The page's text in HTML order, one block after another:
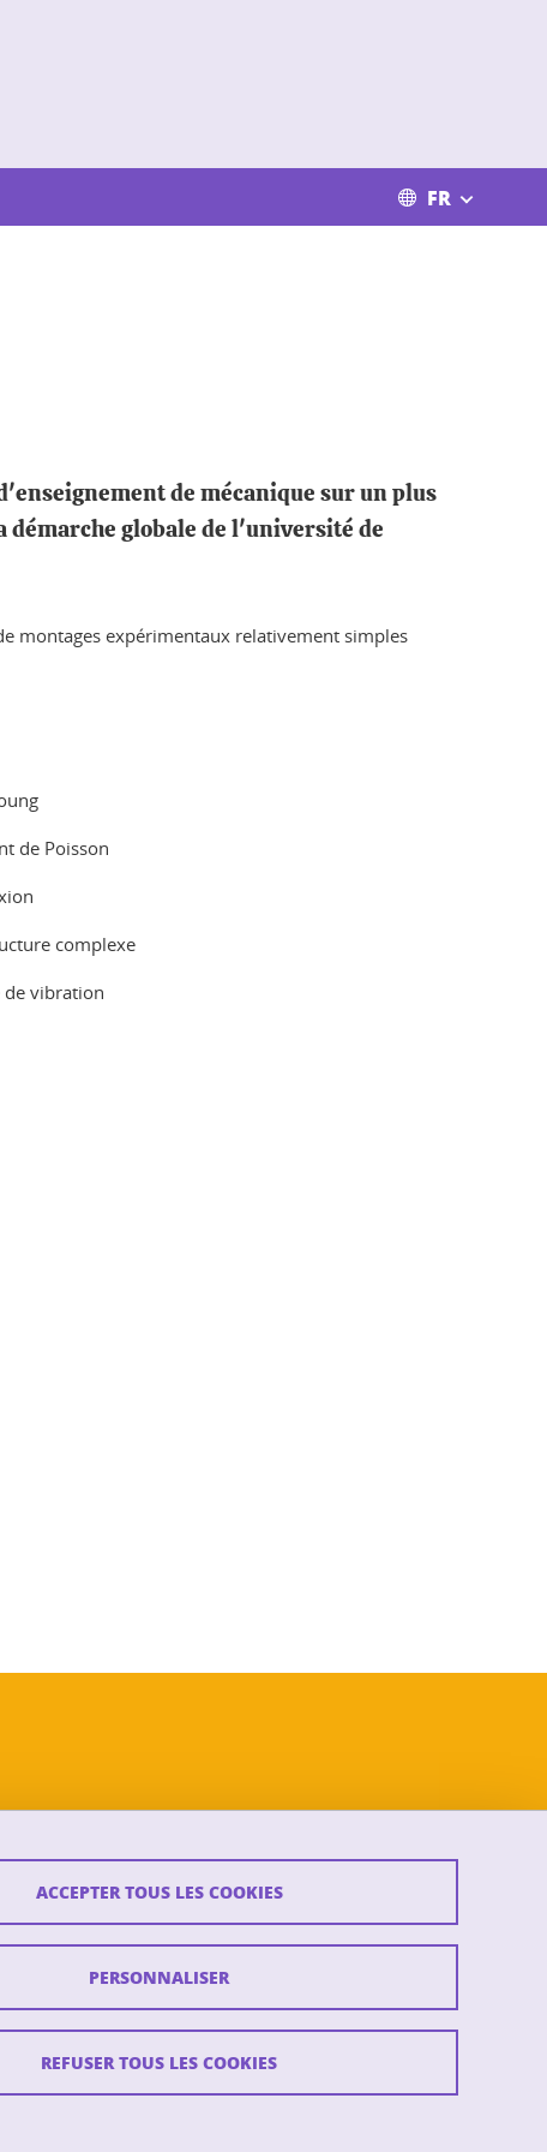
FR
de mécanique sur un plus
démarche globale de l'université de
montages expérimentaux relativement simples
de Poisson
complexe
de vibration
ACCEPTER TOUS LES COOKIES
REFUSER TOUS LES COOKIES
PERSONNALISER